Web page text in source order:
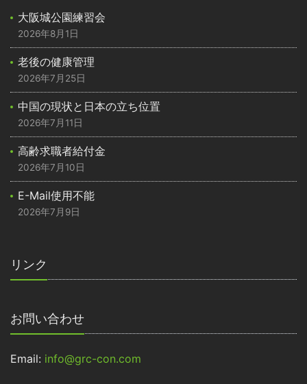
大阪城公園練習会
2026年8月1日
老後の健康管理
2026年7月25日
中国の現状と日本の立ち位置
2026年7月11日
高齢求職者給付金
2026年7月10日
E-Mail使用不能
2026年7月9日
リンク
お問い合わせ
Email: info@grc-con.com